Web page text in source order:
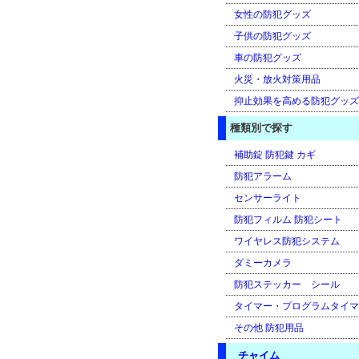
女性の防犯グッズ
子供の防犯グッズ
車の防犯グッズ
火災・放火対策用品
抑止効果を高める防犯グッズ
種類別で探す
補助錠 防犯鍵 カギ
防犯アラーム
センサーライト
防犯フィルム 防犯シート
ワイヤレス防犯システム
ダミーカメラ
防犯ステッカー シール
タイマー・プログラムタイ
その他 防犯用品
チャイム